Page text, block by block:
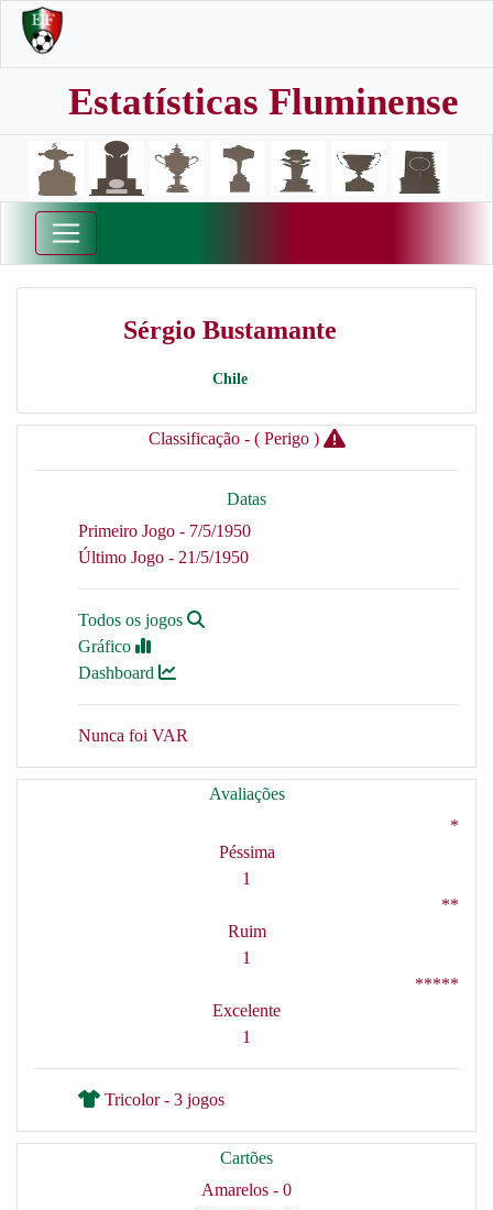
Estatísticas Fluminense
Sérgio Bustamante
Chile
Classificação - ( Perigo )
Datas
Primeiro Jogo - 7/5/1950
Último Jogo - 21/5/1950
Todos os jogos
Gráfico
Dashboard
Nunca foi VAR
Avaliações
*
Péssima
1
**
Ruim
1
*****
Excelente
1
Tricolor - 3 jogos
Cartões
Amarelos - 0